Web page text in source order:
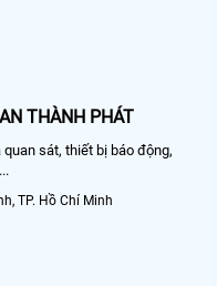
THÀNH PHÁT
sát, thiết bị báo động,
TP. Hồ Chí Minh